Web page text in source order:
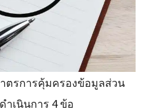
ตรการคุ้มครองข้อมูลส่วน
เนินการ 4 ข้อ